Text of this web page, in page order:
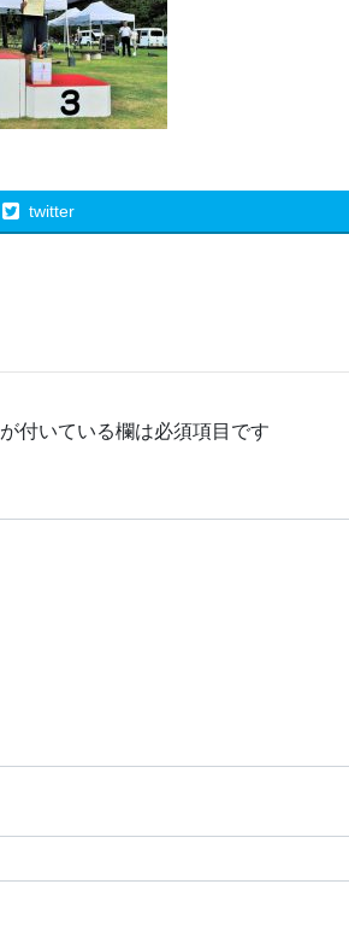
twitter
が付いている欄は必須項目です